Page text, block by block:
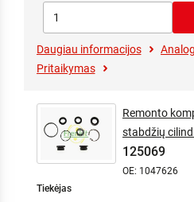
Daugiau informacijos
Pritaikymas
Remonto
stabdžių
125069
OE: 1047626
Tiekėjas